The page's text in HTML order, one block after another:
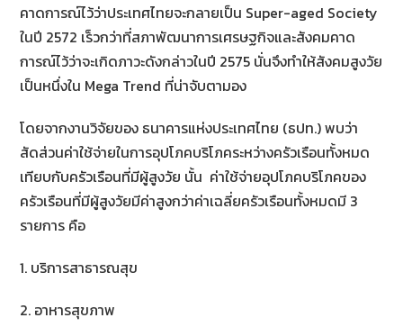
คาดการณ์ไว้ว่าประเทศไทยจะกลายเป็น Super-aged Society
ในปี 2572 เร็วกว่าที่สภาพัฒนาการเศรษฐกิจและสังคมคาด
การณ์ไว้ว่าจะเกิดภาวะดังกล่าวในปี 2575 นั่นจึงทำให้สังคมสูงวัย
เป็นหนึ่งใน Mega Trend ที่น่าจับตามอง
โดยจากงานวิจัยของ ธนาคารแห่งประเทศไทย (ธปท.) พบว่า
สัดส่วนค่าใช้จ่ายในการอุปโภคบริโภคระหว่างครัวเรือนทั้งหมด
เทียบกับครัวเรือนที่มีผู้สูงวัย นั้น ค่าใช้จ่ายอุปโภคบริโภคของ
ครัวเรือนที่มีผู้สูงวัยมีค่าสูงกว่าค่าเฉลี่ยครัวเรือนทั้งหมดมี 3
รายการ คือ
1. บริการสาธารณสุข
2. อาหารสุขภาพ